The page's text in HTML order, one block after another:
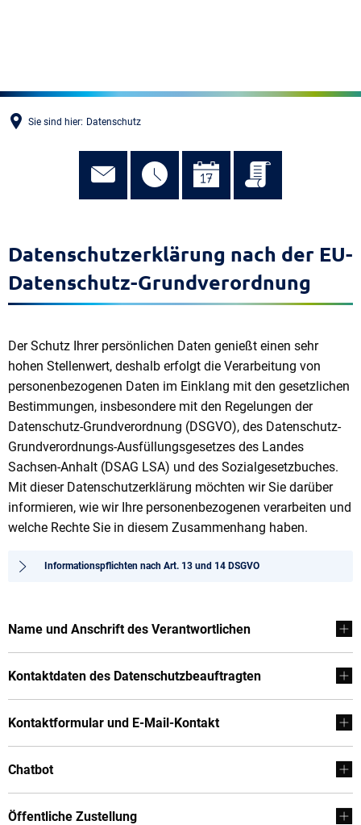
Sie sind hier: Datenschutz
Datenschutzerklärung nach der EU-
Datenschutz-Grundverordnung
Der Schutz Ihrer persönlichen Daten genießt einen sehr
hohen Stellenwert, deshalb erfolgt die Verarbeitung von
personenbezogenen Daten im Einklang mit den gesetzlichen
Bestimmungen, insbesondere mit den Regelungen der
Datenschutz-Grundverordnung (DSGVO), des Datenschutz-
Grundverordnungs-Ausfüllungsgesetzes des Landes
Sachsen-Anhalt (DSAG LSA) und des Sozialgesetzbuches.
Mit dieser Datenschutzerklärung möchten wir Sie darüber
informieren, wie wir Ihre personenbezogenen verarbeiten und
welche Rechte Sie in diesem Zusammenhang haben.
Informationspflichten nach Art. 13 und 14 DSGVO
Name und Anschrift des Verantwortlichen
Kontaktdaten des Datenschutzbeauftragten
Kontaktformular und E-Mail-Kontakt
Chatbot
Öffentliche Zustellung